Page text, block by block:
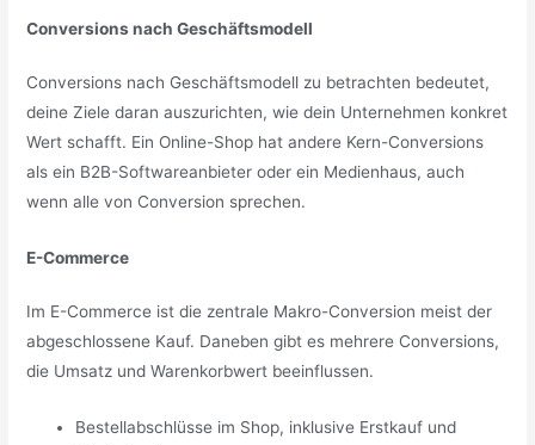
Conversions nach Geschäftsmodell
Conversions nach Geschäftsmodell zu betrachten bedeutet,
deine Ziele daran auszurichten, wie dein Unternehmen konkret
Wert schafft. Ein Online-Shop hat andere Kern-Conversions
als ein B2B-Softwareanbieter oder ein Medienhaus, auch
wenn alle von Conversion sprechen.
E-Commerce
Im E-Commerce ist die zentrale Makro-Conversion meist der
abgeschlossene Kauf. Daneben gibt es mehrere Conversions,
die Umsatz und Warenkorbwert beeinflussen.
Bestellabschlüsse im Shop, inklusive Erstkauf und